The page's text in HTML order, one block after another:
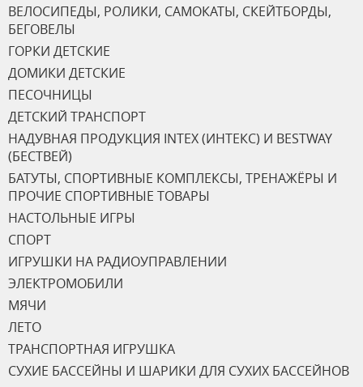
ВЕЛОСИПЕДЫ, РОЛИКИ, САМОКАТЫ, СКЕЙТБОРДЫ,
БЕГОВЕЛЫ
ГОРКИ ДЕТСКИЕ
ДОМИКИ ДЕТСКИЕ
ПЕСОЧНИЦЫ
ДЕТСКИЙ ТРАНСПОРТ
НАДУВНАЯ ПРОДУКЦИЯ INTEX (ИНТЕКС) И BESTWAY
(БЕСТВЕЙ)
БАТУТЫ, СПОРТИВНЫЕ КОМПЛЕКСЫ, ТРЕНАЖЁРЫ И
ПРОЧИЕ СПОРТИВНЫЕ ТОВАРЫ
НАСТОЛЬНЫЕ ИГРЫ
СПОРТ
ИГРУШКИ НА РАДИОУПРАВЛЕНИИ
ЭЛЕКТРОМОБИЛИ
МЯЧИ
ЛЕТО
ТРАНСПОРТНАЯ ИГРУШКА
СУХИЕ БАССЕЙНЫ И ШАРИКИ ДЛЯ СУХИХ БАССЕЙНОВ